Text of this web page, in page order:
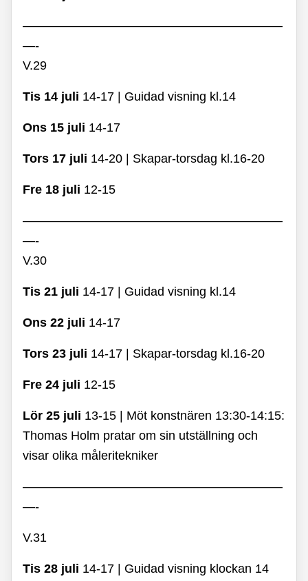
—————————————————————
—-
V.29
Tis 14 juli 14-17 | Guidad visning kl.14
Ons 15 juli 14-17
Tors 17 juli 14-20 | Skapar-torsdag kl.16-20
Fre 18 juli 12-15
—————————————————————
—-
V.30
Tis 21 juli 14-17 | Guidad visning kl.14
Ons 22 juli 14-17
Tors 23 juli 14-17 | Skapar-torsdag kl.16-20
Fre 24 juli 12-15
Lör 25 juli 13-15 | Möt konstnären 13:30-14:15:
Thomas Holm pratar om sin utställning och
visar olika måleritekniker
—————————————————————
—-
V.31
Tis 28 juli 14-17 | Guidad visning klockan 14